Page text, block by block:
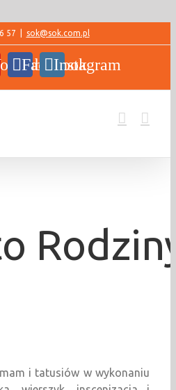
57 sok@sok.com.pl
FacebookInstagram
i tatusiów w wykonaniu